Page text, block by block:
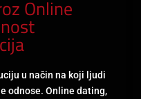
Online
u način na koji ljudi
odnose. Online dating,